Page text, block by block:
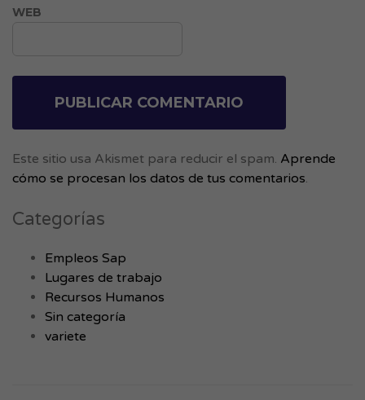
WEB
Este sitio usa Akismet para reducir el spam. Aprende
cómo se procesan los datos de tus comentarios.
Categorías
Empleos Sap
Lugares de trabajo
Recursos Humanos
Sin categoría
variete